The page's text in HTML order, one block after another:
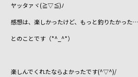
ヤッタァヾ(≧▽≦)ﾉ
感想は、楽しかったけど、もっと釣りたかった…
とのことです（*^_^*）
楽しんでくれたならよかったです(^▽^)/